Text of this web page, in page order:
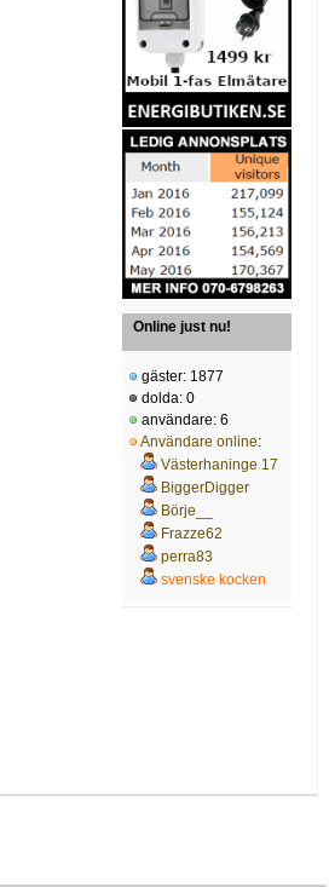
Online just nu!
gäster: 1877
dolda: 0
användare: 6
Användare online:
Västerhaninge 17
BiggerDigger
Börje__
Frazze62
perra83
svenske kocken